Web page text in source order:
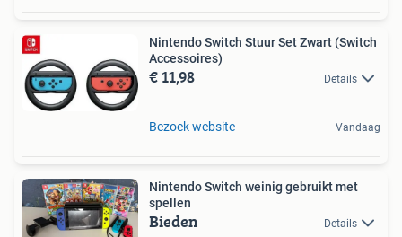
Nintendo Switch Stuur Set Zwart (Switch
Accessoires)
€ 11,98 Details
Bezoek website Vandaag
Nintendo Switch weinig gebruikt met
spellen
Bieden Details